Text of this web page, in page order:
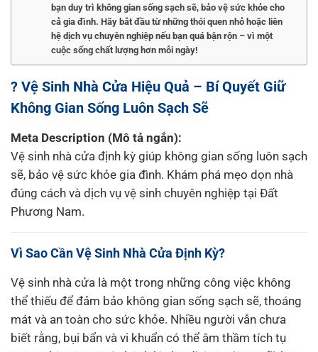
bạn duy trì không gian sống sạch sẽ, bảo vệ sức khỏe cho
cả gia đình. Hãy bắt đầu từ những thói quen nhỏ hoặc liên
hệ dịch vụ chuyên nghiệp nếu bạn quá bận rộn – vì một
cuộc sống chất lượng hơn mỗi ngày!
? Vệ Sinh Nhà Cửa Hiệu Quả – Bí Quyết Giữ
Không Gian Sống Luôn Sạch Sẽ
Meta Description (Mô tả ngắn):
Vệ sinh nhà cửa định kỳ giúp không gian sống luôn sạch
sẽ, bảo vệ sức khỏe gia đình. Khám phá mẹo dọn nhà
đúng cách và dịch vụ vệ sinh chuyên nghiệp tại Đất
Phương Nam.
Vì Sao Cần Vệ Sinh Nhà Cửa Định Kỳ?
Vệ sinh nhà cửa là một trong những công việc không
thể thiếu để đảm bảo không gian sống sạch sẽ, thoáng
mát và an toàn cho sức khỏe. Nhiều người vẫn chưa
biết rằng, bụi bẩn và vi khuẩn có thể âm thầm tích tụ